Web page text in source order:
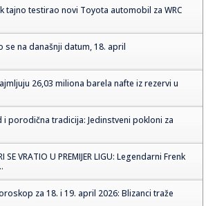
tajno testirao novi Toyota automobil za WRC
se na današnji datum, 18. april
26,03 miliona barela nafte iz rezervi u
i porodična tradicija: Jedinstveni pokloni za
SE VRATIO U PREMIJER LIGU: Legendarni Frenk
za 18. i 19. april 2026: Blizanci traže